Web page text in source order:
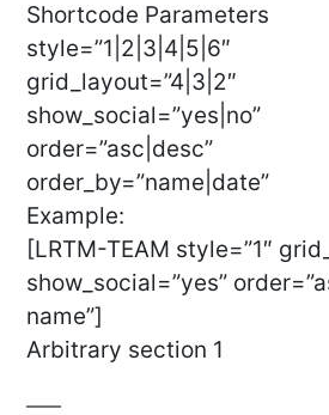
Shortcode Parameters
style=”1|2|3|4|5|6″
grid_layout=”4|3|2″
show_social=”yes|no”
order=”asc|desc”
order_by=”name|date”
Example:
[LRTM-TEAM style=”1″
show_social=”yes”
name”]
Arbitrary section 1